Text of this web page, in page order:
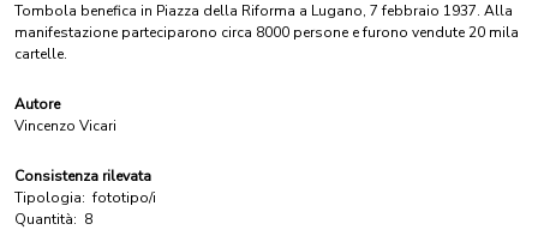
Tombola benefica in Piazza della Riforma a Lugano, 7 febbraio 1937. Alla
manifestazione parteciparono circa 8000 persone e furono vendute 20 mila
cartelle.
Autore
Vincenzo Vicari
Consistenza rilevata
Tipologia: fototipo/i
Quantità: 8